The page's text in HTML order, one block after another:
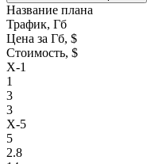
Название плана
Трафик, Гб
Цена за Гб, $
Стоимость, $
X-1
1
3
3
X-5
5
2.8